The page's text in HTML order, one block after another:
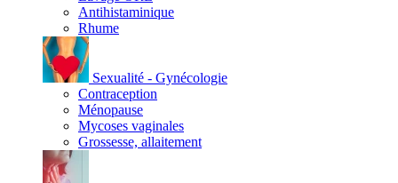
Antihistaminique
Rhume
Sexualité - Gynécologie
Contraception
Ménopause
Mycoses vaginales
Grossesse, allaitement